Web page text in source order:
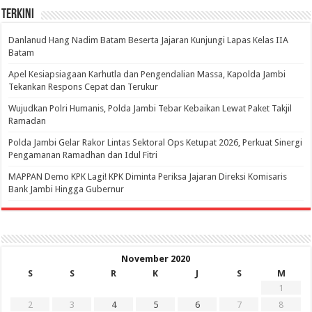
Terkini
Danlanud Hang Nadim Batam Beserta Jajaran Kunjungi Lapas Kelas IIA
Batam
Apel Kesiapsiagaan Karhutla dan Pengendalian Massa, Kapolda Jambi
Tekankan Respons Cepat dan Terukur
Wujudkan Polri Humanis, Polda Jambi Tebar Kebaikan Lewat Paket Takjil
Ramadan
Polda Jambi Gelar Rakor Lintas Sektoral Ops Ketupat 2026, Perkuat Sinergi
Pengamanan Ramadhan dan Idul Fitri
‎MAPPAN Demo KPK Lagi! KPK Diminta Periksa Jajaran Direksi Komisaris
Bank Jambi Hingga Gubernur ‎
November 2020
S
S R K J S
M
1
2
3 4 5 6 7 8